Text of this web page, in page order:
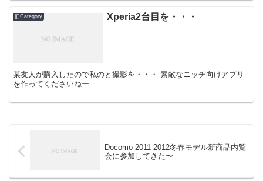
旧Category Xperia2台目を・・・
某友人が購入したので私のと撮影を・・・ 素敵なニッチ向けアプリ
を作ってくださいねー
Docomo 2011-2012冬春モデル新商品内覧
会に参加してきた〜